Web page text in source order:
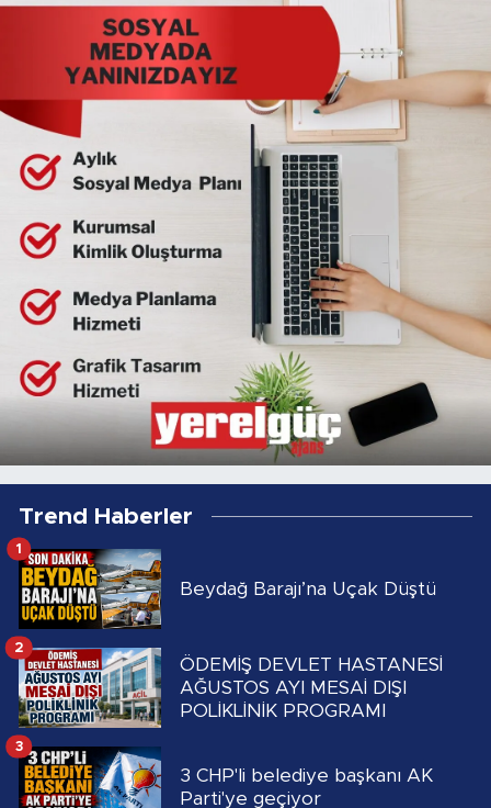
Trend Haberler
Beydağ Barajı’na Uçak Düştü
1
ÖDEMİŞ DEVLET HASTANESİ
AĞUSTOS AYI MESAİ DIŞI
POLİKLİNİK PROGRAMI
2
3 CHP'li belediye başkanı AK
Parti'ye geçiyor
3